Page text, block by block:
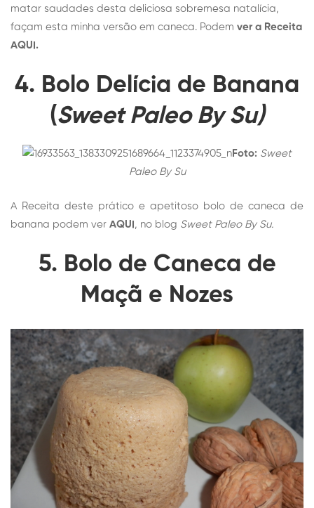
matar saudades desta deliciosa sobremesa natalícia,
façam esta minha versão em caneca. Podem ver a Receita
AQUI.
4. Bolo Delícia de Banana
(Sweet Paleo By Su)
Foto: Sweet
Paleo By Su
A Receita deste prático e apetitoso bolo de caneca de
banana podem ver AQUI, no blog Sweet Paleo By Su.
5. Bolo de Caneca de
Maçã e Nozes